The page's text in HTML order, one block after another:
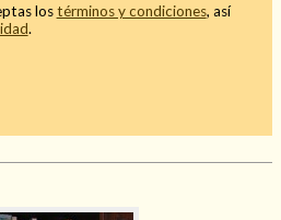
lostérminos y condiciones, así
.